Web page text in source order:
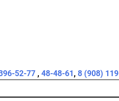
52-77 , 48-48-61, 8 (908)